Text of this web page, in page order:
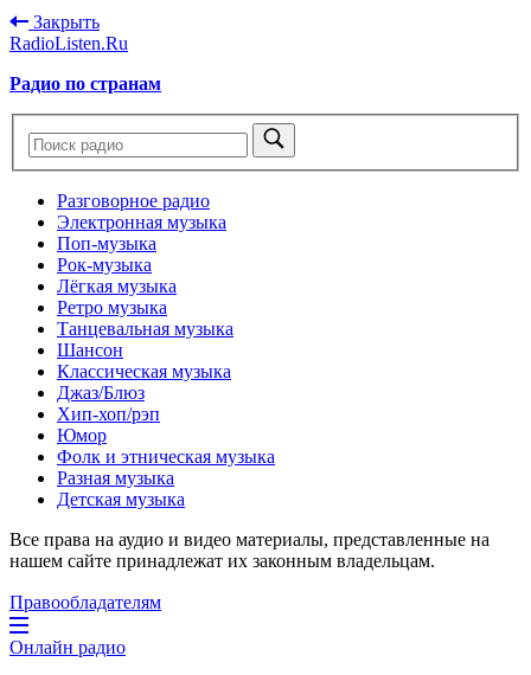
Закрыть
RadioListen.Ru
Радио по странам
Разговорное радио
Электронная музыка
Поп-музыка
Рок-музыка
Лёгкая музыка
Ретро музыка
Танцевальная музыка
Шансон
Классическая музыка
Джаз/Блюз
Хип-хоп/рэп
Юмор
Фолк и этническая музыка
Разная музыка
Детская музыка
Все права на аудио и видео материалы, представленные на
нашем сайте принадлежат их законным владельцам.
Правообладателям
Онлайн радио